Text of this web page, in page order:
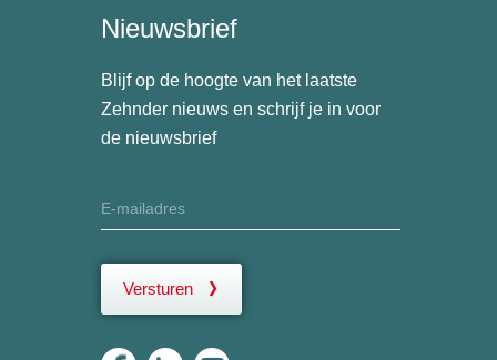
Nieuwsbrief
Blijf op de hoogte van het laatste
Zehnder nieuws en schrijf je in voor
de nieuwsbrief
Versturen